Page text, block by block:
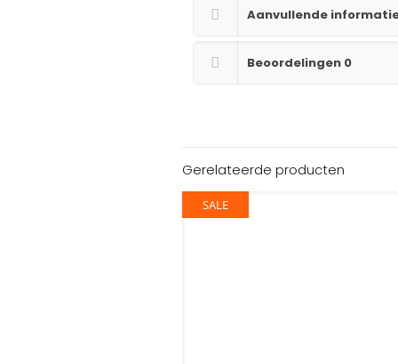
Aanvullende
Beoordelingen 0
Gerelateerde producten
SALE